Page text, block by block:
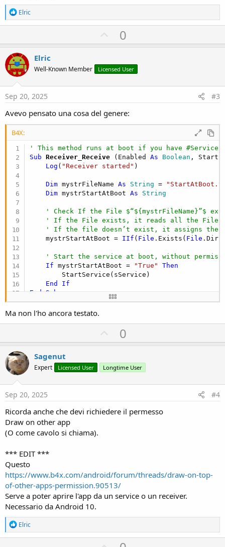
R
e
a
t
i
o
n
s
:
Elric
U
p
o
t
0
Elric
Well-Known Member Licensed User
Sep 20, 2025 #3
Avevo pensato una cosa del genere:
B4X:
' This method runs at boot if you have
Sub Receiver_Receive (Enabled As Boolean ,
Log ( "Receiver started" )
Dim mystrFileName As String =
Dim mystrStartAtBoot As String
' Check If the File
' If the File exists, it reads all the File
' If the file doesn’t exist, it assigns the
    mystrStartAtBoot =
IIf ( File .Exists( File
' Start the service at boot, without
If mystrStartAtBoot = "True"
Then
        StartService(sService)
End
If
End
Sub
Ma non l'ho ancora testato.
U
p
o
t
0
Sagenut
Expert Licensed User Longtime User
Sep 20, 2025 #4
Ricorda anche che devi richiedere il permesso
Draw on other app
(O come cavolo si chiama).
*** EDIT ***
Questo
https://www.b4x.com/android/forum/threads/draw-on-top-
of-other-apps-permission.90513/
Serve a poter aprire l'app da un service o un receiver.
Necessario da Android 10.
R
e
a
Elric